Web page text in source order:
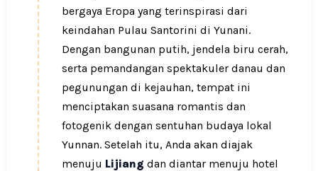
bergaya Eropa yang terinspirasi dari
keindahan Pulau Santorini di Yunani.
Dengan bangunan putih, jendela biru cerah,
serta pemandangan spektakuler danau dan
pegunungan di kejauhan, tempat ini
menciptakan suasana romantis dan
fotogenik dengan sentuhan budaya lokal
Yunnan. Setelah itu, Anda akan diajak
menuju Lijiang dan diantar menuju hotel